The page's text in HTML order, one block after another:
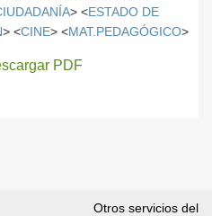
> <ESTADO DE
> <CINE> <MAT.PEDAGÓGICO>
PDF
Otros servicios del